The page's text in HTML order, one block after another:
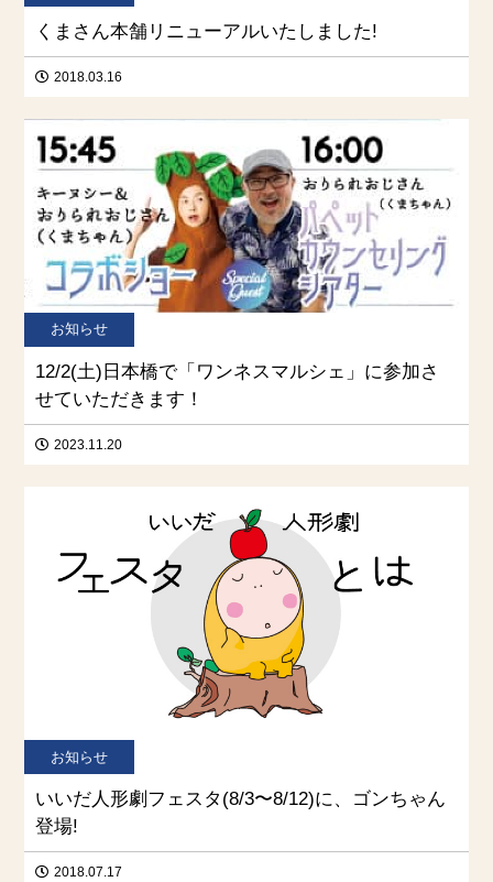
くまさん本舗リニューアルいたしました!
2018.03.16
お知らせ
12/2(土)日本橋で「ワンネスマルシェ」に参加さ
せていただきます！
2023.11.20
お知らせ
いいだ人形劇フェスタ(8/3〜8/12)に、ゴンちゃん
登場!
2018.07.17